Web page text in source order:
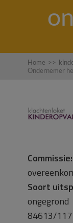
Home >>
Ondernemer
Commissie:
Soort
ongegrond
84613/